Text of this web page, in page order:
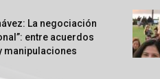
La negociación
entre acuerdos
manipulaciones